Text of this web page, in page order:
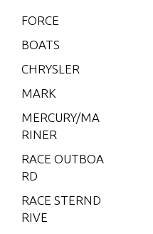
FORCE
BOATS
CHRYSLER
MARK
MERCURY/MA
RINER
RACE OUTBOA
RD
RACE STERND
RIVE